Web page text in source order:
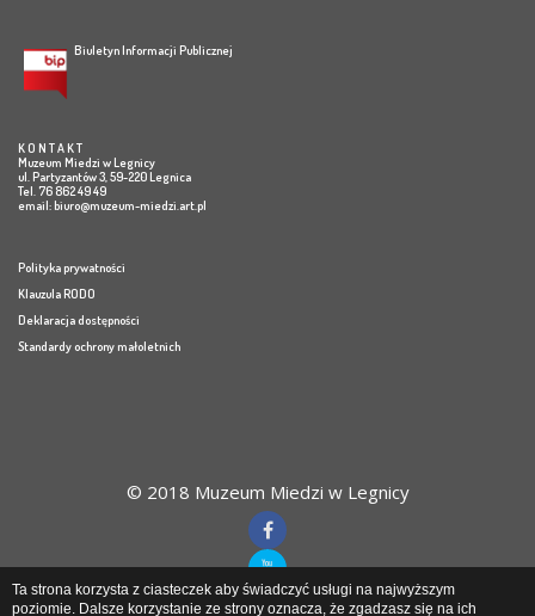
Biuletyn Informacji Publicznej
K O N T A K T
Muzeum Miedzi w Legnicy
ul. Partyzantów 3, 59-220 Legnica
Tel. 76 862 49 49
email:biuro@muzeum-miedzi.art.pl
Polityka prywatności
Klauzula RODO
Deklaracja dostępności
Standardy ochrony małoletnich
© 2018 Muzeum Miedzi w Legnicy
Ta strona korzysta z ciasteczek aby świadczyć usługi na najwyższym
poziomie. Dalsze korzystanie ze strony oznacza, że zgadzasz się na ich